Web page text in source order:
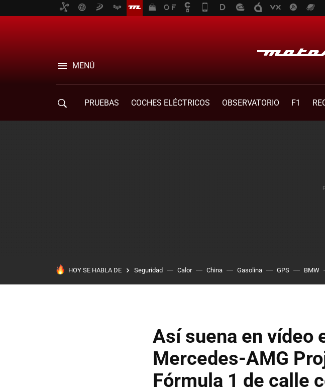
MENÚ
PRUEBAS COCHES ELÉCTRICOS OBSERVATORIO F1
HOY SE HABLA DE Seguridad Calor China Gasolina GPS BMW
Así suena en vídeo
Mercedes-AMG
Fórmula 1 de calle